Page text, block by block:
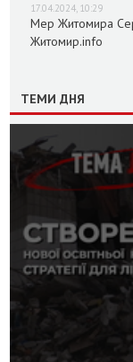
17.04.2024, 10:29
Мер Житомира
Житомир.info
ТЕМИ ДНЯ